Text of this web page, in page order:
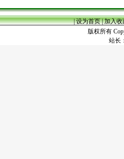
|设为首页|加入收
版权所有
站长